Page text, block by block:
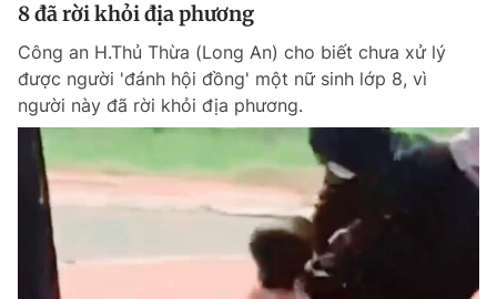
Chuyên mục khác
Chào ngày mới Tin 24h
Tin thị trường Tin 360
Video Magazine
Đổi mật khẩu
Tin đã lưu
Tin đã xem
Đăng xuất
8 đã rời khỏi địa phương
Công an H.Thủ Thừa (Long An) cho biết chưa xử lý
được người 'đánh hội đồng' một nữ sinh lớp 8, vì
người này đã rời khỏi địa phương.